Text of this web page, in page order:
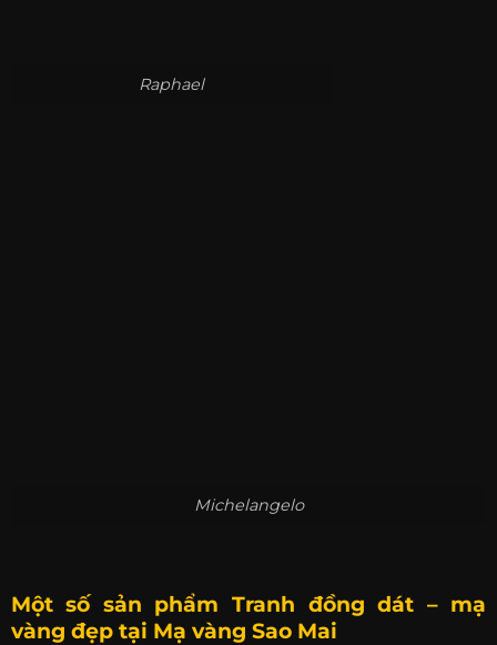
Raphael
Michelangelo
Một số sản phẩm Tranh đồng dát – mạ
vàng đẹp tại Mạ vàng Sao Mai